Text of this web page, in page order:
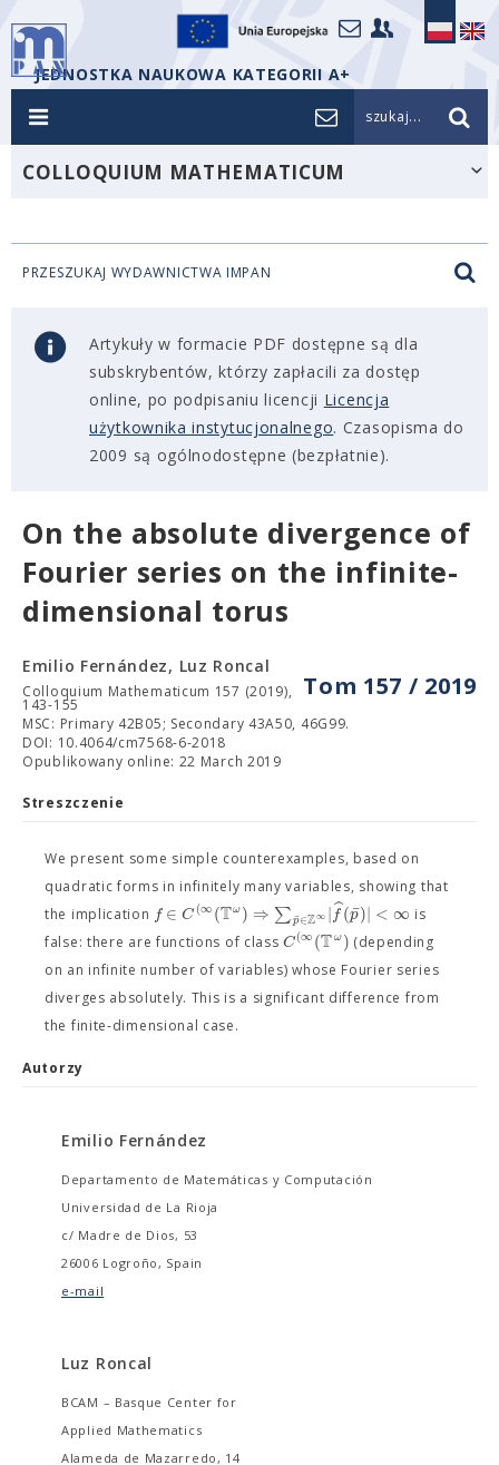
JEDNOSTKA NAUKOWA KATEGORII A+
szukaj...
COLLOQUIUM MATHEMATICUM
PRZESZUKAJ WYDAWNICTWA IMPAN
Artykuły w formacie PDF dostępne są dla
subskrybentów, którzy zapłacili za dostęp
online, po podpisaniu licencji Licencja
użytkownika instytucjonalnego. Czasopisma do
2009 są ogólnodostępne (bezpłatnie).
On the absolute divergence of
Fourier series on the infinite-
dimensional torus
Tom 157 / 2019
Emilio Fernández, Luz Roncal
Colloquium Mathematicum 157 (2019),
143-155
MSC: Primary 42B05; Secondary 43A50, 46G99.
DOI: 10.4064/cm7568-6-2018
Opublikowany online: 22 March 2019
Streszczenie
We present some simple counterexamples, based on
quadratic forms in infinitely many variables, showing that
the implication f ∈ C(∞(Tω) ⇒ ∑pˉ∈Z∞ |f
ˆ(p
ˉ)| < ∞ is
false: there are functions of classC(∞(Tω) (depending
on an infinite number of variables) whose Fourier series
diverges absolutely. This is a significant difference from
the finite-dimensional case.
Autorzy
Emilio Fernández
Departamento de Matemáticas y Computación
Universidad de La Rioja
c/ Madre de Dios, 53
26006 Logroño, Spain
e-mail
Luz Roncal
BCAM – Basque Center for
Applied Mathematics
Alameda de Mazarredo, 14